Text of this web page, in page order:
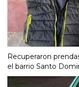
Recuperaron
el barrio Santo